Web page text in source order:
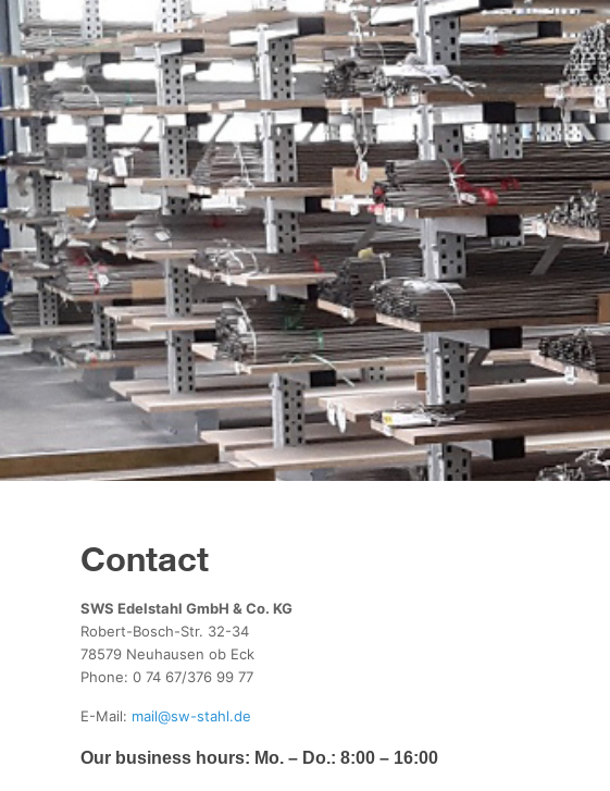
Contact
SWS Edelstahl GmbH & Co. KG
Robert-Bosch-Str. 32-34
78579 Neuhausen ob Eck
Phone: 0 74 67/376 99 77
E-Mail: mail@sw-stahl.de
Our business hours: Mo. – Do.: 8:00 – 16:00